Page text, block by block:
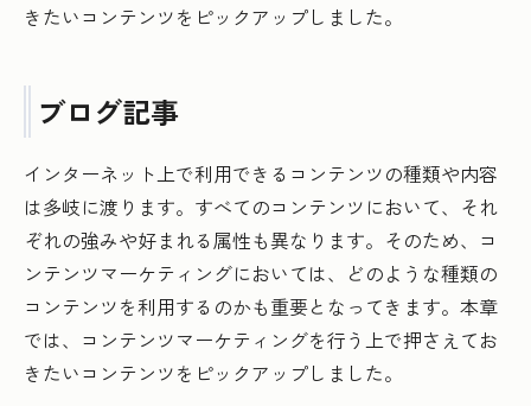
きたいコンテンツをピックアップしました。
ブログ記事
インターネット上で利用できるコンテンツの種類や内容
は多岐に渡ります。すべてのコンテンツにおいて、それ
ぞれの強みや好まれる属性も異なります。そのため、コ
ンテンツマーケティングにおいては、どのような種類の
コンテンツを利用するのかも重要となってきます。本章
では、コンテンツマーケティングを行う上で押さえてお
きたいコンテンツをピックアップしました。